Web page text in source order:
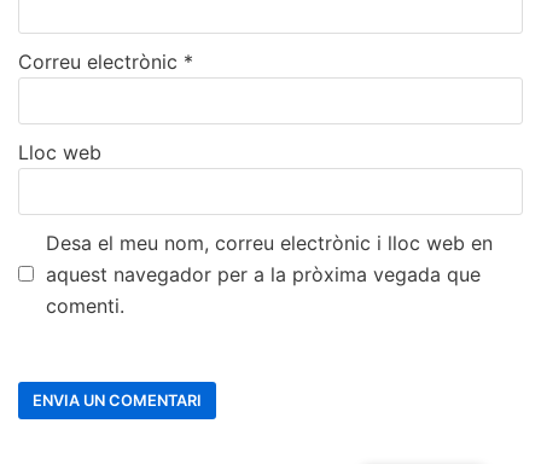
Correu electrònic *
Lloc web
Desa el meu nom, correu electrònic i lloc web en
aquest navegador per a la pròxima vegada que
comenti.